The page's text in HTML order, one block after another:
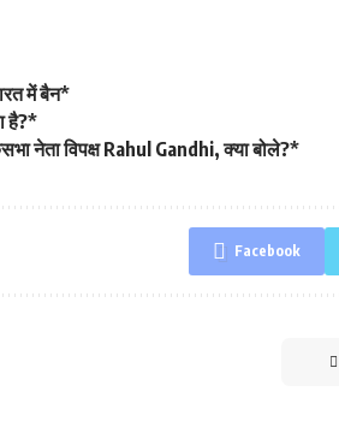
में बैन*
है?*
नेता विपक्ष Rahul Gandhi, क्या बोले?*
Facebook